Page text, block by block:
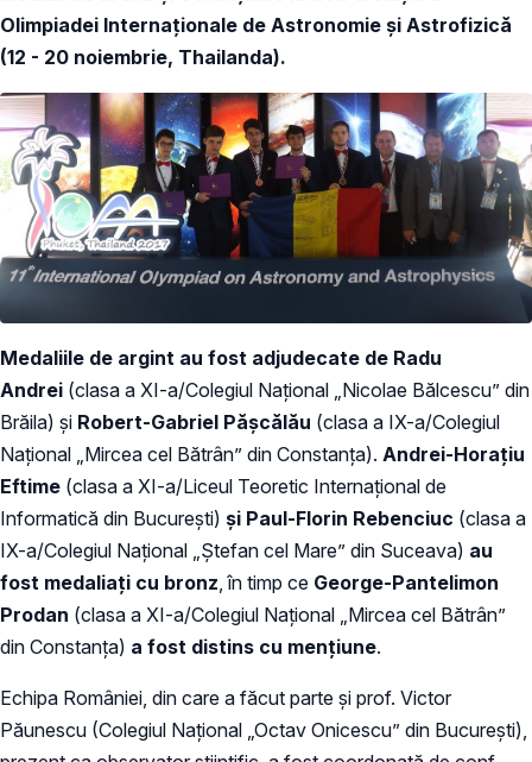
Olimpiadei Internaţionale de Astronomie şi Astrofizică
(12 - 20 noiembrie, Thailanda).
Medaliile de argint au fost adjudecate de Radu
Andrei (clasa a XI-a/Colegiul Național „Nicolae Bălcescu” din
Brăila) şi Robert-Gabriel Păşcălău (clasa a IX-a/Colegiul
Național „Mircea cel Bătrân” din Constanța). Andrei-Horațiu
Eftime (clasa a XI-a/Liceul Teoretic Internaţional de
Informatică din București) și Paul-Florin Rebenciuc (clasa a
IX-a/Colegiul Național „Ştefan cel Mare” din Suceava) au
fost medaliați cu bronz, în timp ce George-Pantelimon
Prodan (clasa a XI-a/Colegiul Național „Mircea cel Bătrân”
din Constanța) a fost distins cu mențiune.
Echipa României, din care a făcut parte și prof. Victor
Păunescu (Colegiul Național „Octav Onicescu” din Bucureşti),